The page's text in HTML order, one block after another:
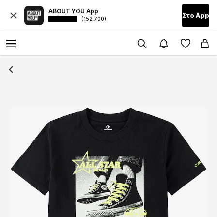
ABOUT YOU App
(152.700) Στο Αpp